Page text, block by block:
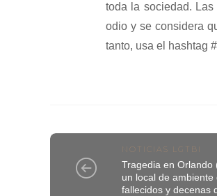
toda la sociedad.
odio y se considera
tanto, usa el hashtag
NOTICIAS LGTBI
Tragedia en Orlando
un local de
fallecidos y decenas